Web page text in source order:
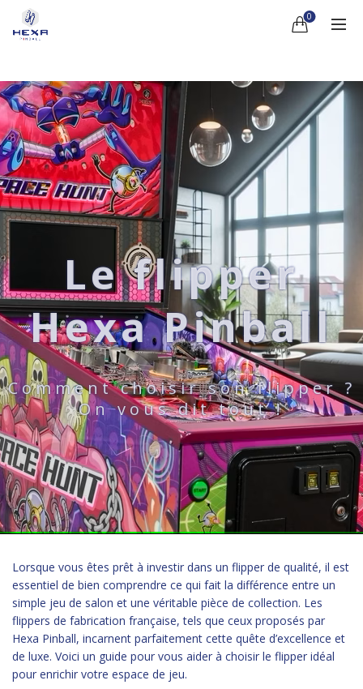
0
Le flipper
Hexa Pinball
Comment choisir son flipper ?
On vous dit tout !
Lorsque vous êtes prêt à investir dans un flipper de qualité, il est
essentiel de bien comprendre ce qui fait la différence entre un
simple jeu de salon et une véritable pièce de collection. Les
flippers de fabrication française, tels que ceux proposés par
Hexa Pinball, incarnent parfaitement cette quête d’excellence et
de luxe. Voici un guide pour vous aider à choisir le flipper idéal
pour enrichir votre espace de jeu.